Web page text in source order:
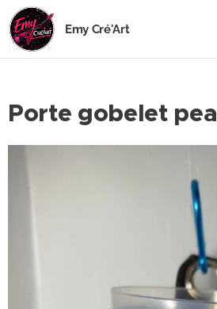
Emy Cré'Art
Porte gobelet